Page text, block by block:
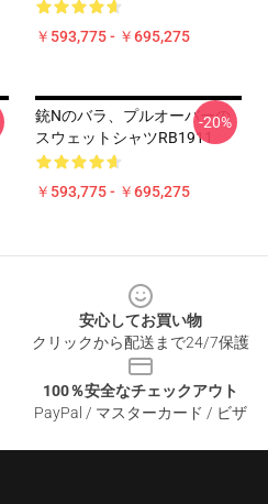
￥593,775 - ￥695,275
銃Nのバラ、プルオーバーの
スウェットシャツRB1911
￥593,775 - ￥695,275
-20%
安心してお買い物
クリックから配送まで24/7保護
100％安全なチェックアウト
PayPal / マスターカード / ビザ